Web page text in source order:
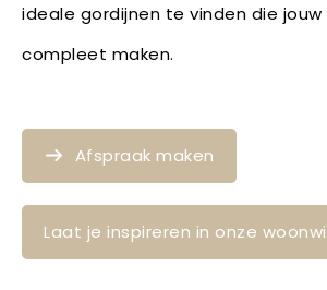
ideale gordijnen te vinden die
compleet maken.
Afspraak maken
Laat je inspireren in onze